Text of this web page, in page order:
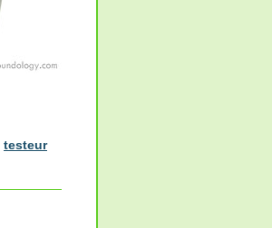
testeur